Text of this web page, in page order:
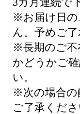
※お届け日の
ん。予めご了
※長期のご不
かどうかご
い。
※次の場合の
ご了承くださ